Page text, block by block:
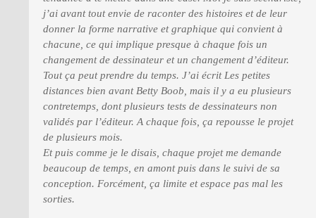
j’ai avant tout envie de raconter des histoires et de leur
donner la forme narrative et graphique qui convient à
chacune, ce qui implique presque à chaque fois un
changement de dessinateur et un changement d’éditeur.
Tout ça peut prendre du temps. J’ai écrit Les petites
distances bien avant Betty Boob, mais il y a eu plusieurs
contretemps, dont plusieurs tests de dessinateurs non
validés par l’éditeur. A chaque fois, ça repousse le projet
de plusieurs mois.
Et puis comme je le disais, chaque projet me demande
beaucoup de temps, en amont puis dans le suivi de sa
conception. Forcément, ça limite et espace pas mal les
sorties.